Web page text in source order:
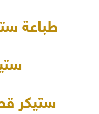
طباعة
ستيكر